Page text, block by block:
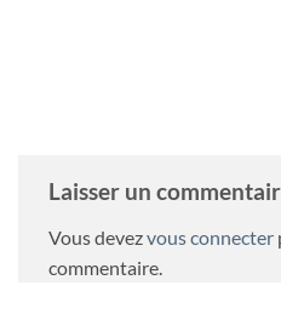
Laisser un
Vous devezvous connecter
commentaire.